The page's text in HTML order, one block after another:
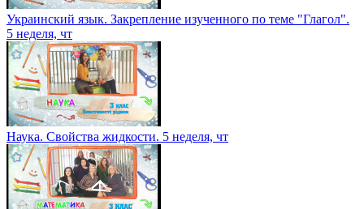
Украинский язык. Закрепление изученного по теме "Глагол".
5 неделя, чт
Наука. Свойства жидкости. 5 неделя, чт